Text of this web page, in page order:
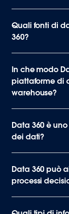
Quali fonti di
360?
In che modo
piattaforme di
warehouse?
Data 360 è
dei dati?
Data 360 può
processi